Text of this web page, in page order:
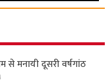
से मनायी दूसरी वर्षगांठ